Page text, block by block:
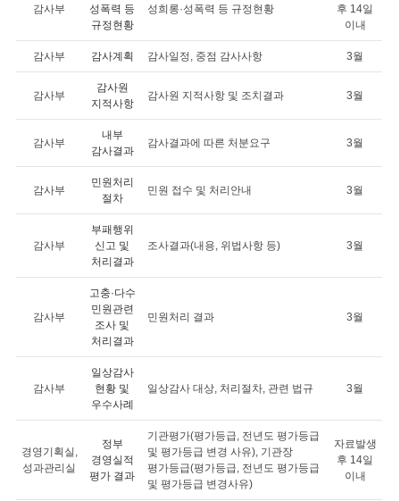
감사부
성폭력 등
규정현황
성희롱·성폭력 등 규정현황
후 14일
이내
감사부 감사계획 감사일정, 중점 감사사항 3월
감사부
감사원
지적사항
감사원 지적사항 및 조치결과 3월
감사부
내부
감사결과
감사결과에 따른 처분요구 3월
감사부
민원처리
절차
민원 접수 및 처리안내 3월
감사부
부패행위
신고 및
처리결과
조사결과(내용, 위법사항 등) 3월
감사부
고충·다수
민원관련
조사 및
처리결과
민원처리 결과 3월
감사부
일상감사
현황 및
우수사례
일상감사 대상, 처리절차, 관련 법규 3월
경영기획실,
성과관리실
정부
경영실적
평가 결과
기관평가(평가등급, 전년도 평가등급
및 평가등급 변경 사유), 기관장
평가등급(평가등급, 전년도 평가등급
및 평가등급 변경사유)
자료발생
후 14일
이내